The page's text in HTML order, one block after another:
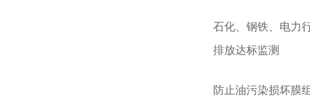
石化、钢铁、电力
排放达标监测
防止油污染损坏膜